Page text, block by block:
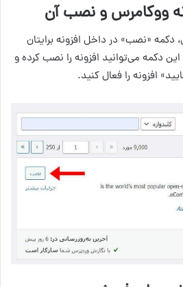
دکمه «نصب» در داخل افزونه برایتان
دکمه می‌توانید افزونه را نصب کرده و
افزونه را فعال کنید.